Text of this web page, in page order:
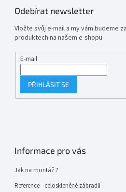
Odebírat newsletter
Vložte svůj e-mail a my vám budeme
produktech na našem e-shopu.
E-mail
PŘIHLÁSIT SE
Informace pro vás
Jak na montáž ?
Reference - celoskleněné zábradlí